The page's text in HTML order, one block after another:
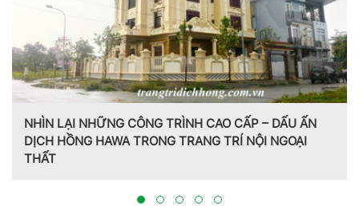
NHÌN LẠI NHỮNG CÔNG TRÌNH CAO CẤP – DẤU ẤN
DỊCH HỒNG HAWA TRONG TRANG TRÍ NỘI NGOẠI
THẤT